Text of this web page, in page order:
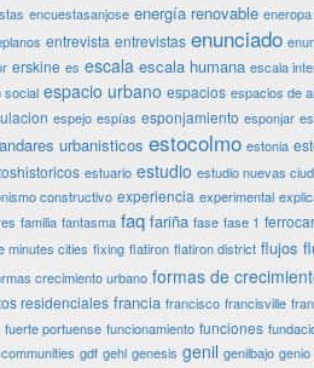
encuestasanjose energía renovable eneropa
entrevista entrevistas enunciado
erskine es escala escala humana escala
social espacio urbano espacios espacios de
espejo espías esponjamiento esponjar
urbanisticos estocolmo estonia
estuario estudio estudio nuevas
constructivo experiencia experimental
familia fantasma faq fariña fase fase 1
minutes cities fixing flatiron flatiron district flujos
crecimiento urbano formas de
residenciales francia francisco francisville
fuerte portuense funcionamiento funciones
gdf gehl genesis genil genilbajo genio